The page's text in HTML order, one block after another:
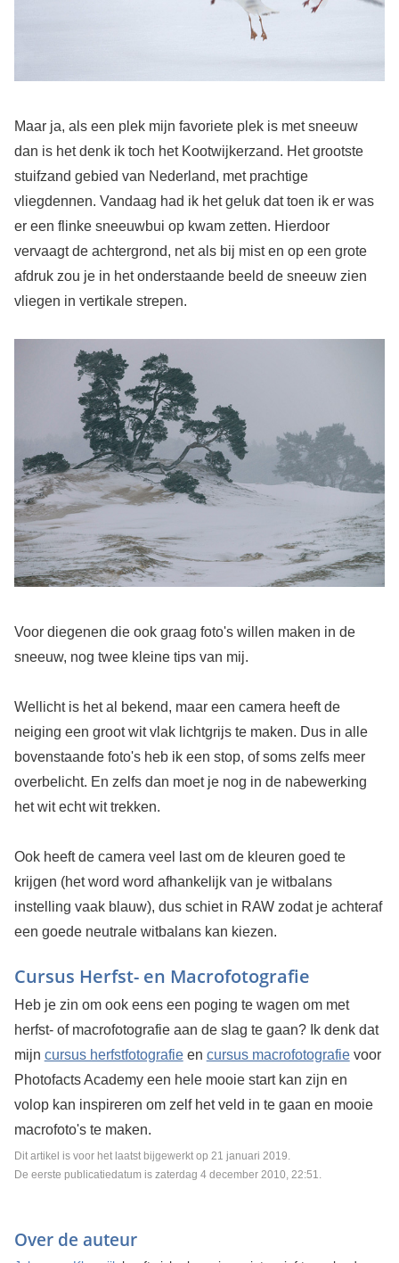
Maar ja, als een plek mijn favoriete plek is met sneeuw
dan is het denk ik toch het Kootwijkerzand. Het grootste
stuifzand gebied van Nederland, met prachtige
vliegdennen. Vandaag had ik het geluk dat toen ik er was
er een flinke sneeuwbui op kwam zetten. Hierdoor
vervaagt de achtergrond, net als bij mist en op een grote
afdruk zou je in het onderstaande beeld de sneeuw zien
vliegen in vertikale strepen.
Voor diegenen die ook graag foto's willen maken in de
sneeuw, nog twee kleine tips van mij.
Wellicht is het al bekend, maar een camera heeft de
neiging een groot wit vlak lichtgrijs te maken. Dus in alle
bovenstaande foto's heb ik een stop, of soms zelfs meer
overbelicht. En zelfs dan moet je nog in de nabewerking
het wit echt wit trekken.
Ook heeft de camera veel last om de kleuren goed te
krijgen (het word word afhankelijk van je witbalans
instelling vaak blauw), dus schiet in RAW zodat je achteraf
een goede neutrale witbalans kan kiezen.
Cursus Herfst- en Macrofotografie
Heb je zin om ook eens een poging te wagen om met
herfst- of macrofotografie aan de slag te gaan? Ik denk dat
mijn cursus herfstfotografieen cursus macrofotografievoor
Photofacts Academy een hele mooie start kan zijn en
volop kan inspireren om zelf het veld in te gaan en mooie
macrofoto's te maken.
Dit artikel is voor het laatst bijgewerkt op 21 januari 2019.
De eerste publicatiedatum is zaterdag 4 december 2010, 22:51.
Over de auteur